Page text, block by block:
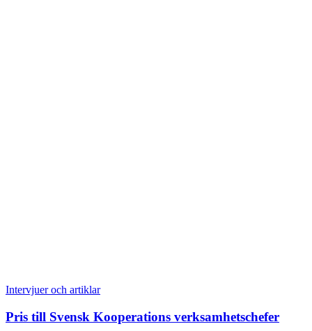
Intervjuer och artiklar
Pris till Svensk Kooperations verksamhetschefer